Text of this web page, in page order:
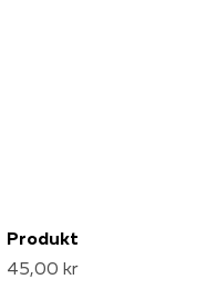
Produkt
45,00 kr